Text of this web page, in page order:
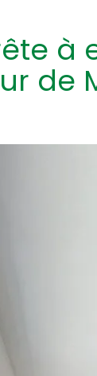
à
de